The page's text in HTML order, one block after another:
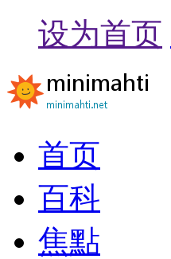
设为首页
首页
百科
焦點